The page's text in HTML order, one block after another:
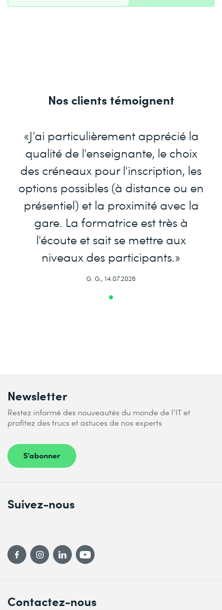
Nos clients témoignent
«J'ai particulièrement apprécié la
qualité de l'enseignante, le choix
des créneaux pour l'inscription, les
options possibles (à distance ou en
présentiel) et la proximité avec la
gare. La formatrice est très à
l'écoute et sait se mettre aux
niveaux des participants.»
G. G., 14.07.2026
Newsletter
Restez informé des nouveautés du monde de l’IT et
profitez des trucs et astuces de nos experts
S’abonner
Contactez-nous
Suivez-nous